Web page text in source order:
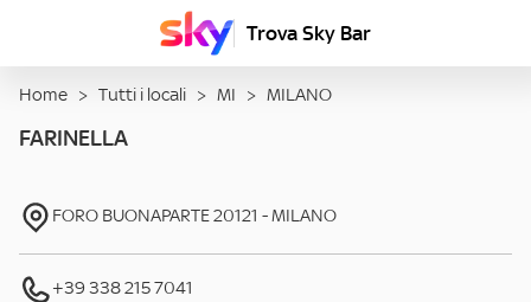
Trova Sky Bar
Home > Tutti i locali > MI > MILANO
FARINELLA
FORO BUONAPARTE20121 -MILANO
+39 338 215 7041